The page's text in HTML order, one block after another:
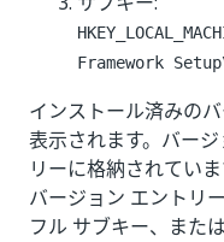
Framework
インストール済みの
表示されます。バー
リーに格納されてい
バージョン エントリ
フル サブキー、また